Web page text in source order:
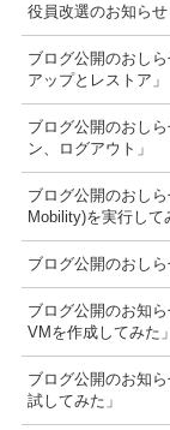
役員改選のお知らせ
ブログ公開のおし
アップとレストア」
ブログ公開のおし
ン、ログアウト」
ブログ公開のおし
Mobility)を実行して
ブログ公開のおし
ブログ公開のお知
VMを作成してみた」
ブログ公開のお知
試してみた」